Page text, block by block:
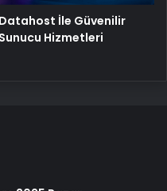
Datahost İle Güvenilir
Sunucu Hizmetleri